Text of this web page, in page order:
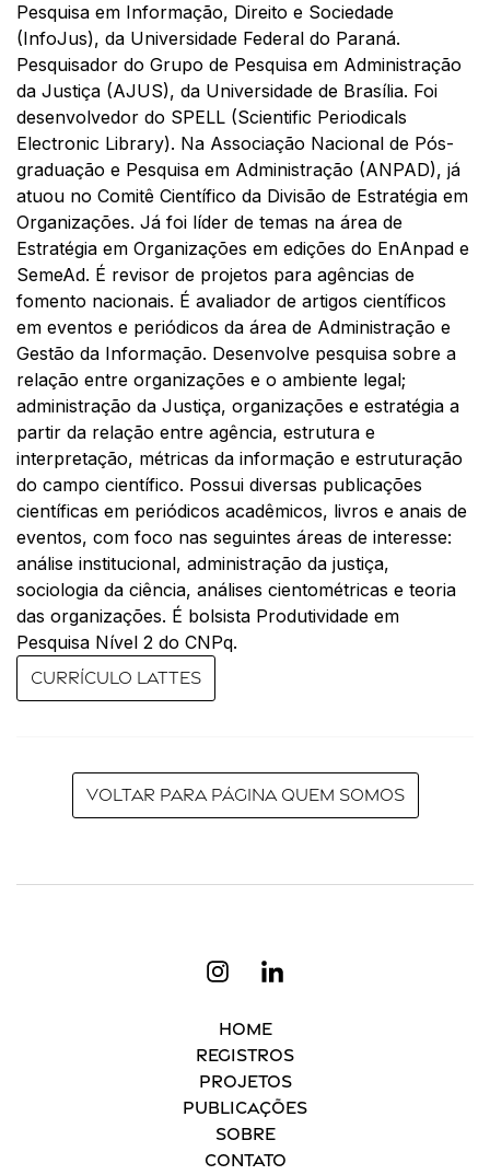
Pesquisa em Informação, Direito e Sociedade
(InfoJus), da Universidade Federal do Paraná.
Pesquisador do Grupo de Pesquisa em Administração
da Justiça (AJUS), da Universidade de Brasília. Foi
desenvolvedor do SPELL (Scientific Periodicals
Electronic Library). Na Associação Nacional de Pós-
graduação e Pesquisa em Administração (ANPAD), já
atuou no Comitê Científico da Divisão de Estratégia em
Organizações. Já foi líder de temas na área de
Estratégia em Organizações em edições do EnAnpad e
SemeAd. É revisor de projetos para agências de
fomento nacionais. É avaliador de artigos científicos
em eventos e periódicos da área de Administração e
Gestão da Informação. Desenvolve pesquisa sobre a
relação entre organizações e o ambiente legal;
administração da Justiça, organizações e estratégia a
partir da relação entre agência, estrutura e
interpretação, métricas da informação e estruturação
do campo científico. Possui diversas publicações
científicas em periódicos acadêmicos, livros e anais de
eventos, com foco nas seguintes áreas de interesse:
análise institucional, administração da justiça,
sociologia da ciência, análises cientométricas e teoria
das organizações. É bolsista Produtividade em
Pesquisa Nível 2 do CNPq.
Currículo Lattes
Voltar para página Quem Somos
Home
Registros
Projetos
Publicações
Sobre
Contato